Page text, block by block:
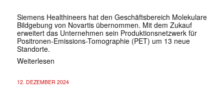
Siemens Healthineers hat den Geschäftsbereich Molekulare
Bildgebung von Novartis übernommen. Mit dem Zukauf
erweitert das Unternehmen sein Produktionsnetzwerk für
Positronen-Emissions-Tomographie (PET) um 13 neue
Standorte.
Weiterlesen
12. DEZEMBER 2024